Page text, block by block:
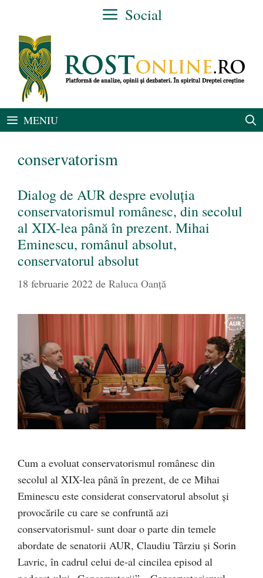
conținut
Social
MENIU
conservatorism
Dialog de AUR despre evoluția
conservatorismul românesc, din secolul
al XIX-lea până în prezent. Mihai
Eminescu, românul absolut,
conservatorul absolut
18 februarie 2022 de Raluca Oanță
Cum a evoluat conservatorismul românesc din
secolul al XIX-lea până în prezent, de ce Mihai
Eminescu este considerat conservatorul absolut și
provocările cu care se confruntă azi
conservatorismul- sunt doar o parte din temele
abordate de senatorii AUR, Claudiu Târziu și Sorin
Lavric, în cadrul celui de-al cincilea episod al